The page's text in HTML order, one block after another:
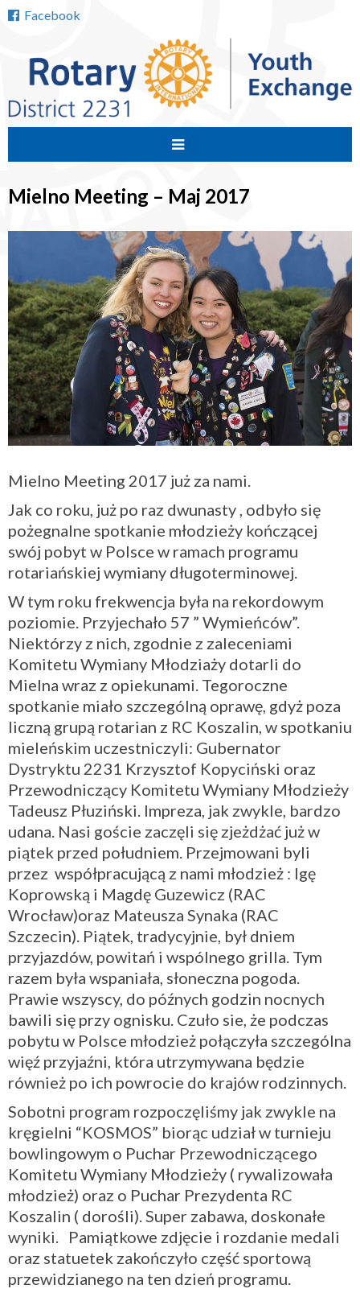
Facebook
treści
Mielno Meeting – Maj 2017
Mielno Meeting 2017 już za nami.
Jak co roku, już po raz dwunasty , odbyło się
pożegnalne spotkanie młodzieży kończącej
swój pobyt w Polsce w ramach programu
rotariańskiej wymiany długoterminowej.
W tym roku frekwencja była na rekordowym
poziomie. Przyjechało 57 ” Wymieńców”.
Niektórzy z nich, zgodnie z zaleceniami
Komitetu Wymiany Młodziaży dotarli do
Mielna wraz z opiekunami. Tegoroczne
spotkanie miało szczególną oprawę, gdyż poza
liczną grupą rotarian z RC Koszalin, w spotkaniu
mieleńskim uczestniczyli: Gubernator
Dystryktu 2231 Krzysztof Kopyciński oraz
Przewodniczący Komitetu Wymiany Młodzieży
Tadeusz Płuziński. Impreza, jak zwykle, bardzo
udana. Nasi goście zaczęli się zjeżdżać już w
piątek przed południem. Przejmowani byli
przez współpracującą z nami młodzież : Igę
Koprowską i Magdę Guzewicz (RAC
Wrocław)oraz Mateusza Synaka (RAC
Szczecin). Piątek, tradycyjnie, był dniem
przyjazdów, powitań i wspólnego grilla. Tym
razem była wspaniała, słoneczna pogoda.
Prawie wszyscy, do późnych godzin nocnych
bawili się przy ognisku. Czuło sie, że podczas
pobytu w Polsce młodzież połączyła szczególna
więź przyjaźni, która utrzymywana będzie
również po ich powrocie do krajów rodzinnych.
Sobotni program rozpoczęliśmy jak zwykle na
kręgielni “KOSMOS” biorąc udział w turnieju
bowlingowym o Puchar Przewodniczącego
Komitetu Wymiany Młodzieży ( rywalizowała
młodzież) oraz o Puchar Prezydenta RC
Koszalin ( dorośli). Super zabawa, doskonałe
wyniki. Pamiątkowe zdjęcie i rozdanie medali
oraz statuetek zakończyło część sportową
przewidzianego na ten dzień programu.